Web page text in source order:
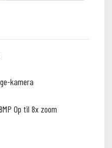
kamera
Op til 8x zoom